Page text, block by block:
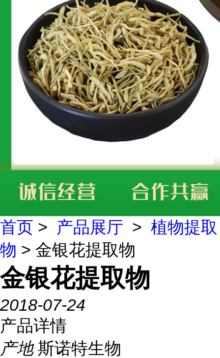
首页 > 产品展厅 > 植物提取
物 > 金银花提取物
金银花提取物
2018-07-24
产品详情
产地 斯诺特生物